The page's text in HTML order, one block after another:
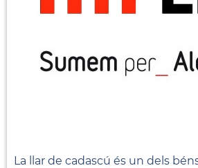
La llar de cadascú és un dels